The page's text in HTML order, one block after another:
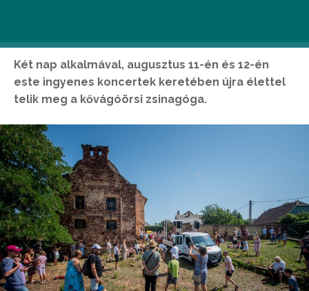
Két nap alkalmával, augusztus 11-én és 12-én
este ingyenes koncertek keretében újra élettel
telik meg a kővágóörsi zsinagóga.